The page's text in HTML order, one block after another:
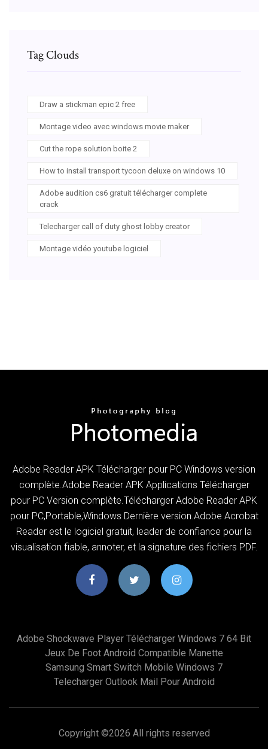
Tag Clouds
Draw a stickman epic 2 free
Montage video avec windows movie maker
Cut the rope solution boite 2
How to install transport tycoon deluxe on windows 10
Adobe audition cs6 gratuit télécharger complete
crack
Telecharger call of duty ghost lobby creator
Montage vidéo youtube logiciel
Adobe Reader APK Télécharger pour PC Windows version
complète.Adobe Reader APK Applications Télécharger
pour PC Version complète.Télécharger Adobe Reader APK
pour PC,Portable,Windows Dernière version.Adobe Acrobat
Reader est le logiciel gratuit, leader de confiance pour la
visualisation fiable, annoter, et la signature des fichiers PDF.
Adobe Shockwave Player Télécharger Windows 7 64 Bit
Jeux De Foot Android Compatible Manette
Samsung Smart Switch Mobile Windows 7
Telecharger Outlook Mail Pour Android
Copyright ©2026 All rights reserved